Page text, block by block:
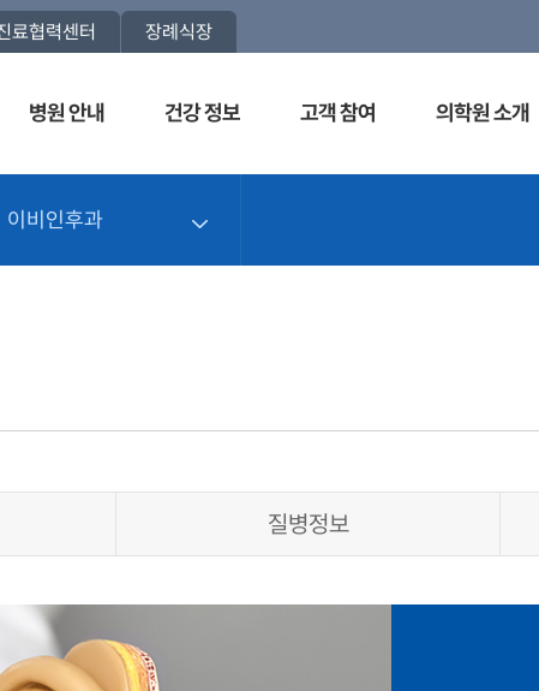
료협력센터 장례식장
병원 안내 건강 정보 고객 참여 의학원 소개
이비인후과
질병정보